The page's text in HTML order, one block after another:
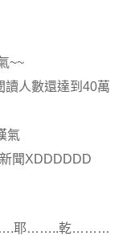
~~
讀人數還達到40萬
氣
聞XDDDDDD
耶……..乾………